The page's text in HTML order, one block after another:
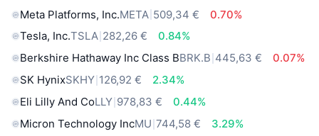
Meta Platforms, Inc.META 509,34 €
0.70%
Tesla, Inc.TSLA 282,26 €
0.84%
Berkshire Hathaway Inc Class BBRK.B 445,63 €
0.07%
SK HynixSKHY 126,92 €
2.34%
Eli Lilly And CoLLY 978,83 €
0.44%
Micron Technology IncMU 744,58 €
3.29%